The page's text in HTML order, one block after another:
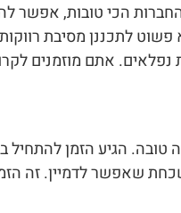
הכי טובות, אפשר
לתכננן מסיבת
אתם מוזמנים
הגיע הזמן להתחיל
שאפשר לדמיין. זה